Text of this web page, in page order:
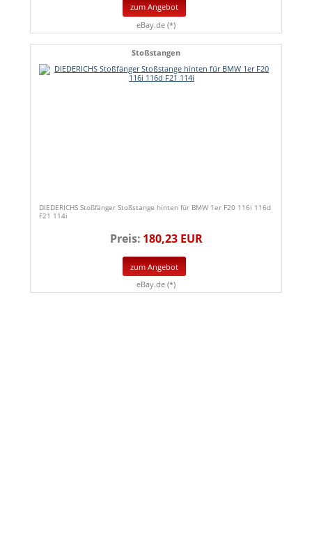
zum Angebot
eBay.de (*)
Stoßstangen
DIEDERICHS Stoßfänger Stoßstange hinten für BMW 1er F20 116i 116d
F21 114i
Preis: 180,23 EUR
zum Angebot
eBay.de (*)